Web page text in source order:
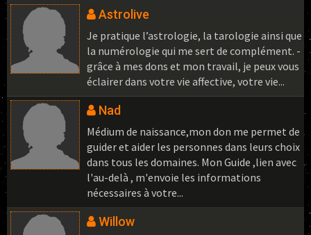
Astrolive
Je pratique l’astrologie, la tarologie ainsi que
la numérologie qui me sert de complément. -
grâce à mes dons et mon travail, je peux vous
éclairer dans votre vie affective, votre vie...
Nad
Médium de naissance,mon don me permet de
guider et aider les personnes dans leurs choix
dans tous les domaines. Mon Guide ,lien avec
l'au-delà , m'envoie les informations
nécessaires à votre...
Willow